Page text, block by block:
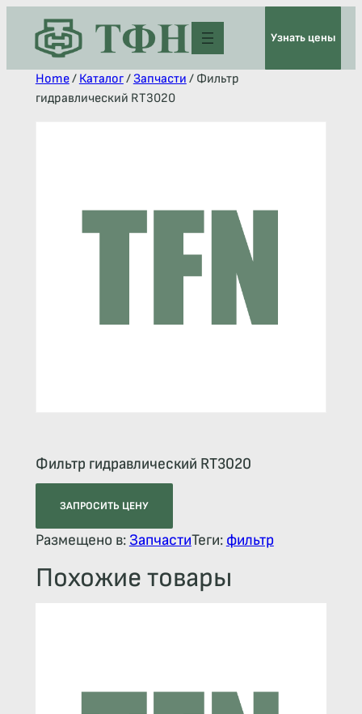
Узнать цены
Home/ Каталог/ Запчасти / Фильтр
гидравлический RT3020
Фильтр гидравлический RT3020
ЗАПРОСИТЬ ЦЕНУ
Размещено в: ЗапчастиТеги: фильтр
Похожие товары